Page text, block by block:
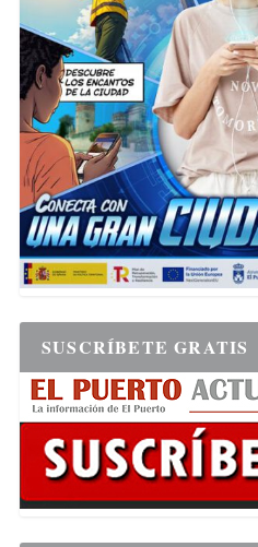
SUSCRÍBETE GRATIS